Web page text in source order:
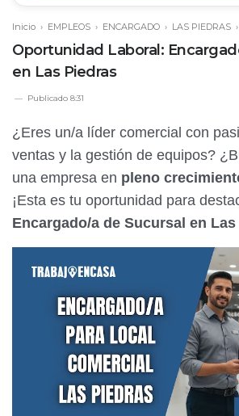
Inicio › EMPLEOS › ENCARGADO › LAS PIEDRAS ›
Oportunidad Laboral:
en Las Piedras
Publicado 8:31
¿Eres un/a líder comercial con
ventas y la gestión de equipos?
una empresa en pleno
¡Esta es tu oportunidad para
Encargado/a de Sucursal en